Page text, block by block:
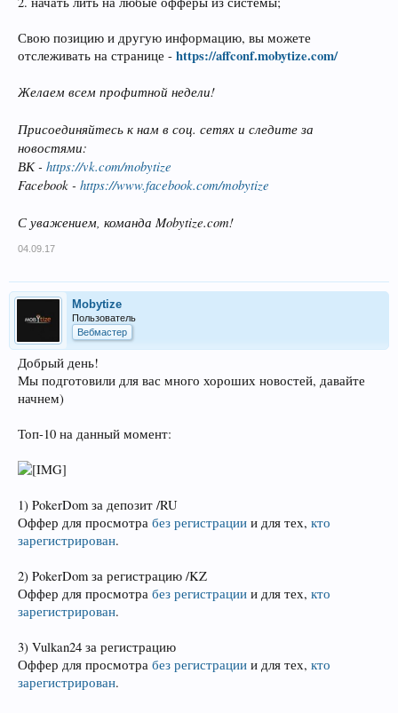
Свою позицию и другую информацию, вы можете
отслеживать на странице - https://affconf.mobytize.com/
Желаем всем профитной недели!
Присоединяйтесь к нам в соц. сетях и следите за
новостями:
ВК - https://vk.com/mobytize
Facebook - https://www.facebook.com/mobytize
С уважением, команда Mobytize.com!
04.09.17
Mobytize
Пользователь
Вебмастер
Добрый день!
Мы подготовили для вас много хороших новостей, давайте
начнем)
Топ-10 на данный момент:
1) PokerDom за депозит /RU
Оффер для просмотра без регистрации и для тех, кто
зарегистрирован.
2) PokerDom за регистрацию /KZ
Оффер для просмотра без регистрации и для тех, кто
зарегистрирован.
3) Vulkan24 за регистрацию
Оффер для просмотра без регистрации и для тех, кто
зарегистрирован.